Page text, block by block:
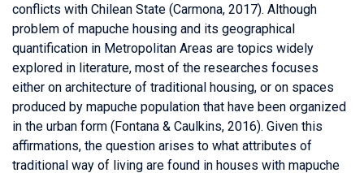
conflicts with Chilean State (Carmona, 2017). Although
problem of mapuche housing and its geographical
quantification in Metropolitan Areas are topics widely
explored in literature, most of the researches focuses
either on architecture of traditional housing, or on spaces
produced by mapuche population that have been organized
in the urban form (Fontana & Caulkins, 2016). Given this
affirmations, the question arises to what attributes of
traditional way of living are found in houses with mapuche